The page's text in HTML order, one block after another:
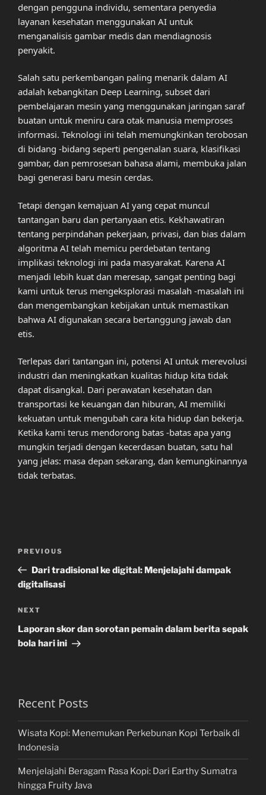
dengan pengguna individu, sementara penyedia
layanan kesehatan menggunakan AI untuk
menganalisis gambar medis dan mendiagnosis
penyakit.
Salah satu perkembangan paling menarik dalam AI
adalah kebangkitan Deep Learning, subset dari
pembelajaran mesin yang menggunakan jaringan saraf
buatan untuk meniru cara otak manusia memproses
informasi. Teknologi ini telah memungkinkan terobosan
di bidang -bidang seperti pengenalan suara, klasifikasi
gambar, dan pemrosesan bahasa alami, membuka jalan
bagi generasi baru mesin cerdas.
Tetapi dengan kemajuan AI yang cepat muncul
tantangan baru dan pertanyaan etis. Kekhawatiran
tentang perpindahan pekerjaan, privasi, dan bias dalam
algoritma AI telah memicu perdebatan tentang
implikasi teknologi ini pada masyarakat. Karena AI
menjadi lebih kuat dan meresap, sangat penting bagi
kami untuk terus mengeksplorasi masalah -masalah ini
dan mengembangkan kebijakan untuk memastikan
bahwa AI digunakan secara bertanggung jawab dan
etis.
Terlepas dari tantangan ini, potensi AI untuk merevolusi
industri dan meningkatkan kualitas hidup kita tidak
dapat disangkal. Dari perawatan kesehatan dan
transportasi ke keuangan dan hiburan, AI memiliki
kekuatan untuk mengubah cara kita hidup dan bekerja.
Ketika kami terus mendorong batas -batas apa yang
mungkin terjadi dengan kecerdasan buatan, satu hal
yang jelas: masa depan sekarang, dan kemungkinannya
tidak terbatas.
Previous
Post
PREVIOUS
Dari tradisional ke digital: Menjelajahi dampak
digitalisasi
Next
Post
NEXT
Laporan skor dan sorotan pemain dalam berita sepak
bola hari ini
Recent Posts
Wisata Kopi: Menemukan Perkebunan Kopi Terbaik di
Indonesia
Menjelajahi Beragam Rasa Kopi: Dari Earthy Sumatra
hingga Fruity Java